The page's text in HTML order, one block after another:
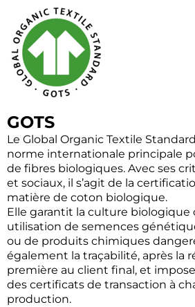
GOTS
Le Global Organic Textile
norme internationale principale
de fibres biologiques. Avec ses
et sociaux, il s’agit de la
matière de coton biologique.
Elle garantit la culture biologique
utilisation de semences
ou de produits chimiques
également la traçabilité, après la
première au client final, et
des certificats de transaction à
production.